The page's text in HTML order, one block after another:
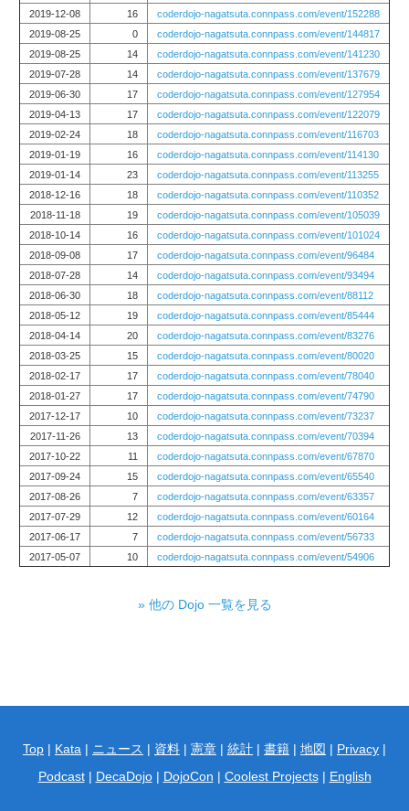
2019-12-08
16
coderdojo-nagatsuta.connpass.com/event/152288
2019-08-25
0
coderdojo-nagatsuta.connpass.com/event/144817
2019-08-25
14
coderdojo-nagatsuta.connpass.com/event/141230
2019-07-28
14
coderdojo-nagatsuta.connpass.com/event/137679
2019-06-30
17
coderdojo-nagatsuta.connpass.com/event/127954
2019-04-13
17
coderdojo-nagatsuta.connpass.com/event/122079
2019-02-24
18
coderdojo-nagatsuta.connpass.com/event/116703
2019-01-19
16
coderdojo-nagatsuta.connpass.com/event/114130
2019-01-14
23
coderdojo-nagatsuta.connpass.com/event/113255
2018-12-16
18
coderdojo-nagatsuta.connpass.com/event/110352
2018-11-18
19
coderdojo-nagatsuta.connpass.com/event/105039
2018-10-14
16
coderdojo-nagatsuta.connpass.com/event/101024
2018-09-08
17
coderdojo-nagatsuta.connpass.com/event/96484
2018-07-28
14
coderdojo-nagatsuta.connpass.com/event/93494
2018-06-30
18
coderdojo-nagatsuta.connpass.com/event/88112
2018-05-12
19
coderdojo-nagatsuta.connpass.com/event/85444
2018-04-14
20
coderdojo-nagatsuta.connpass.com/event/83276
2018-03-25
15
coderdojo-nagatsuta.connpass.com/event/80020
2018-02-17
17
coderdojo-nagatsuta.connpass.com/event/78040
2018-01-27
17
coderdojo-nagatsuta.connpass.com/event/74790
2017-12-17
10
coderdojo-nagatsuta.connpass.com/event/73237
2017-11-26
13
coderdojo-nagatsuta.connpass.com/event/70394
2017-10-22
11
coderdojo-nagatsuta.connpass.com/event/67870
2017-09-24
15
coderdojo-nagatsuta.connpass.com/event/65540
2017-08-26
7
coderdojo-nagatsuta.connpass.com/event/63357
2017-07-29
12
coderdojo-nagatsuta.connpass.com/event/60164
2017-06-17
7
coderdojo-nagatsuta.connpass.com/event/56733
2017-05-07
10 coderdojo-nagatsuta.connpass.com/event/54906
» 他の Dojo 一覧を見る
Top | Kata | ニュース | 資料 | 憲章 | 統計 | 書籍 | 地図 | Privacy |
Podcast| DecaDojo| DojoCon | Coolest Projects| English